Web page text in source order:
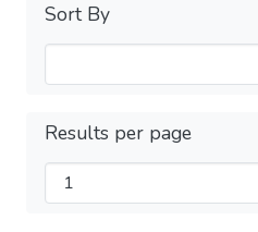
Sort By
Results per page